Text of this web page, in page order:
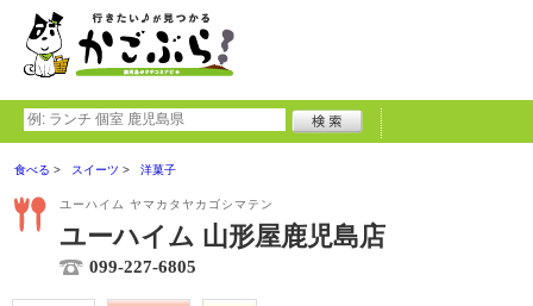
食べる スイーツ 洋菓子
ユーハイム ヤマカタヤカゴシマテン
ユーハイム 山形屋鹿児島店
099-227-6805